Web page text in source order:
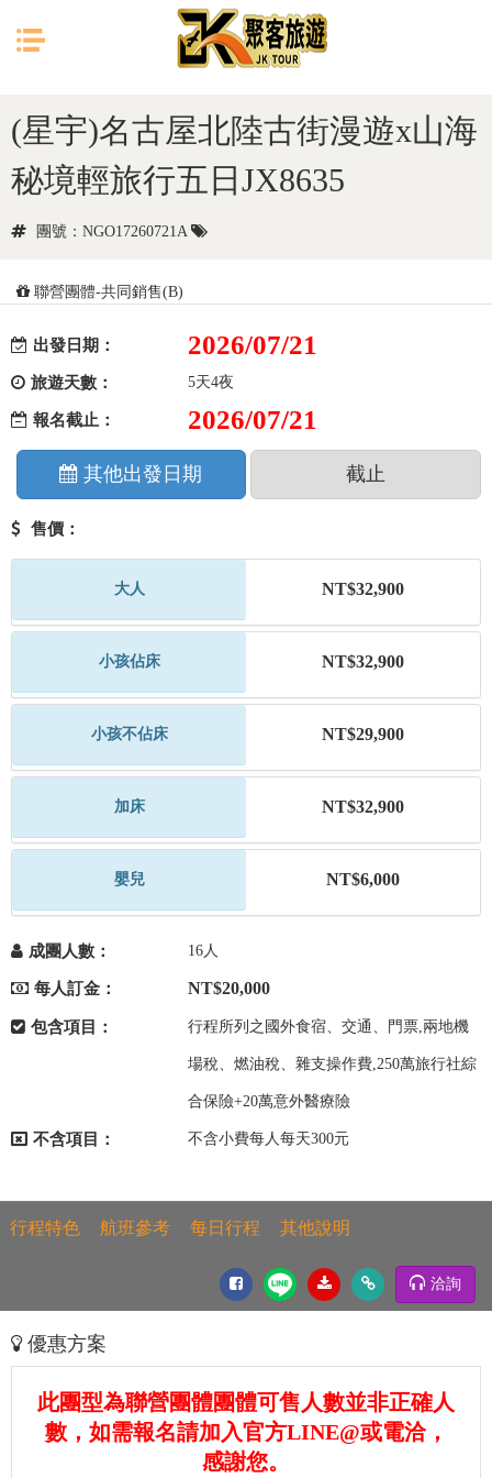
目前位置： 日本 北陸
(星宇)名古屋北陸古街漫遊x山海
秘境輕旅行五日JX8635
團號：NGO17260721A
聯營團體-共同銷售(B)
出發日期： 2026/07/21
旅遊天數： 5天4夜
報名截止： 2026/07/21
其他出發日期 截止
售價：
大人 NT$32,900
小孩佔床 NT$32,900
小孩不佔床 NT$29,900
加床 NT$32,900
嬰兒 NT$6,000
成團人數： 16人
每人訂金： NT$20,000
包含項目： 行程所列之國外食宿、交通、門票,兩地機
場稅、燃油稅、雜支操作費,250萬旅行社綜
合保險+20萬意外醫療險
不含項目： 不含小費每人每天300元
行程特色 航班參考 每日行程 其他說明
洽詢
優惠方案
此團型為聯營團體團體可售人數並非正確人
數，如需報名請加入官方LINE@或電洽，
感謝您。